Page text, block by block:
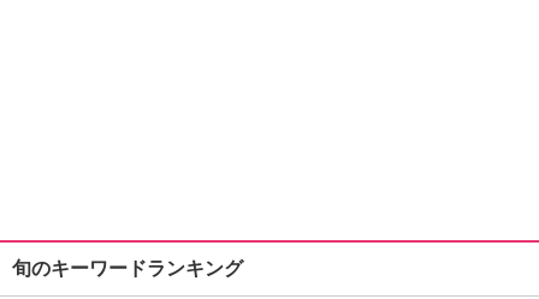
旬のキーワードランキング